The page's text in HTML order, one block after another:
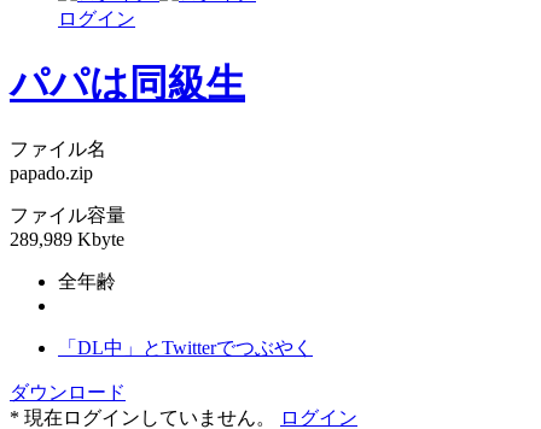
ログイン
パパは同級生
ファイル名
papado.zip
ファイル容量
289,989 Kbyte
全年齢
「DL中」とTwitterでつぶやく
ダウンロード
* 現在ログインしていません。
ログイン